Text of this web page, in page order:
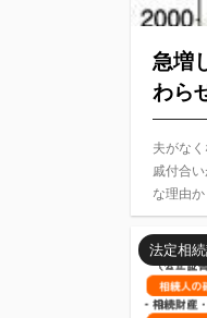
急増
わら
夫がな
戚付合
な理由か
法定相